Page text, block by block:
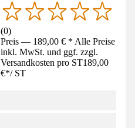
(0)
Preis — 189,00 € * Alle Preise
inkl. MwSt. und ggf. zzgl.
Versandkosten pro ST189,00
€*/ ST